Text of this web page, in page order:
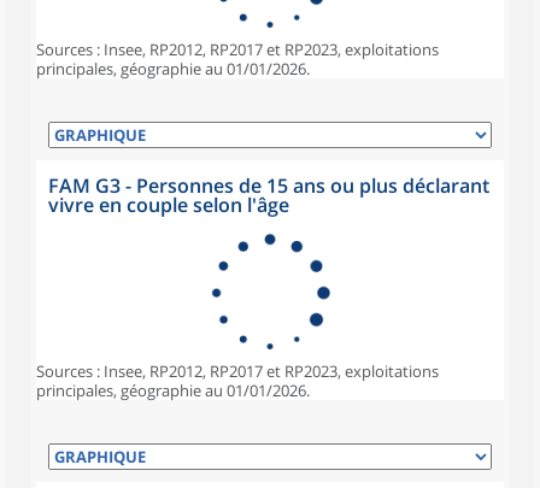
Sources : Insee, RP2012, RP2017 et RP2023, exploitations
principales, géographie au 01/01/2026.
FAM G3 - Personnes de 15 ans ou plus déclarant
vivre en couple selon l'âge
Sources : Insee, RP2012, RP2017 et RP2023, exploitations
principales, géographie au 01/01/2026.